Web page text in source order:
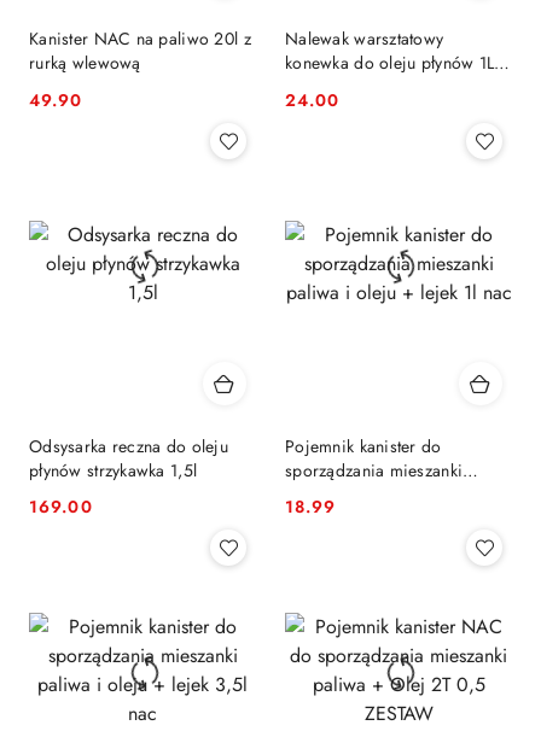
Kanister NAC na paliwo 20l z
rurką wlewową
Cena:
49.90
Nalewak warsztatowy
konewka do oleju płynów 1L +
Cena:
24.00
Odsysarka reczna do oleju
płynów strzykawka 1,5l
Cena:
169.00
Pojemnik kanister do
sporządzania mieszanki
Cena:
18.99